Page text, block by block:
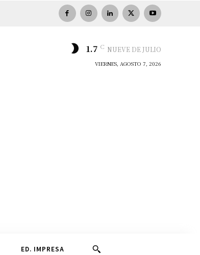
1.7 C NUEVE DE JULIO
VIERNES, AGOSTO 7, 2026
ED. IMPRESA